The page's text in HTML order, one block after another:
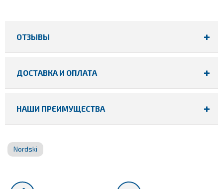
ОТЗЫВЫ
ДОСТАВКА И ОПЛАТА
НАШИ ПРЕИМУЩЕСТВА
Nordski